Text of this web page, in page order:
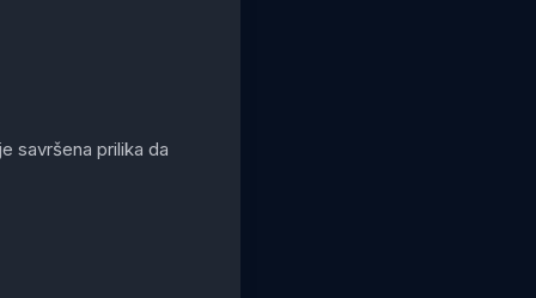
savršena prilika da